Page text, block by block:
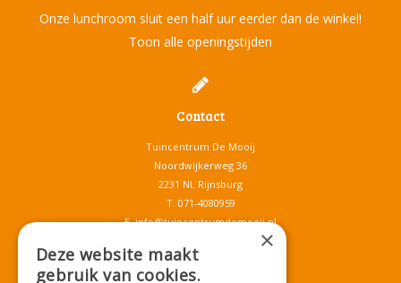
Onze lunchroom sluit een half uur eerder dan de winkel!
Toon alle openingstijden
Contact
Tuincentrum De Mooij
Noordwijkerweg 36
2231 NL Rijnsburg
T. 071-4080959
E.info@tuincentrumdemooij.nl
×
Deze website maakt
gebruik van cookies.